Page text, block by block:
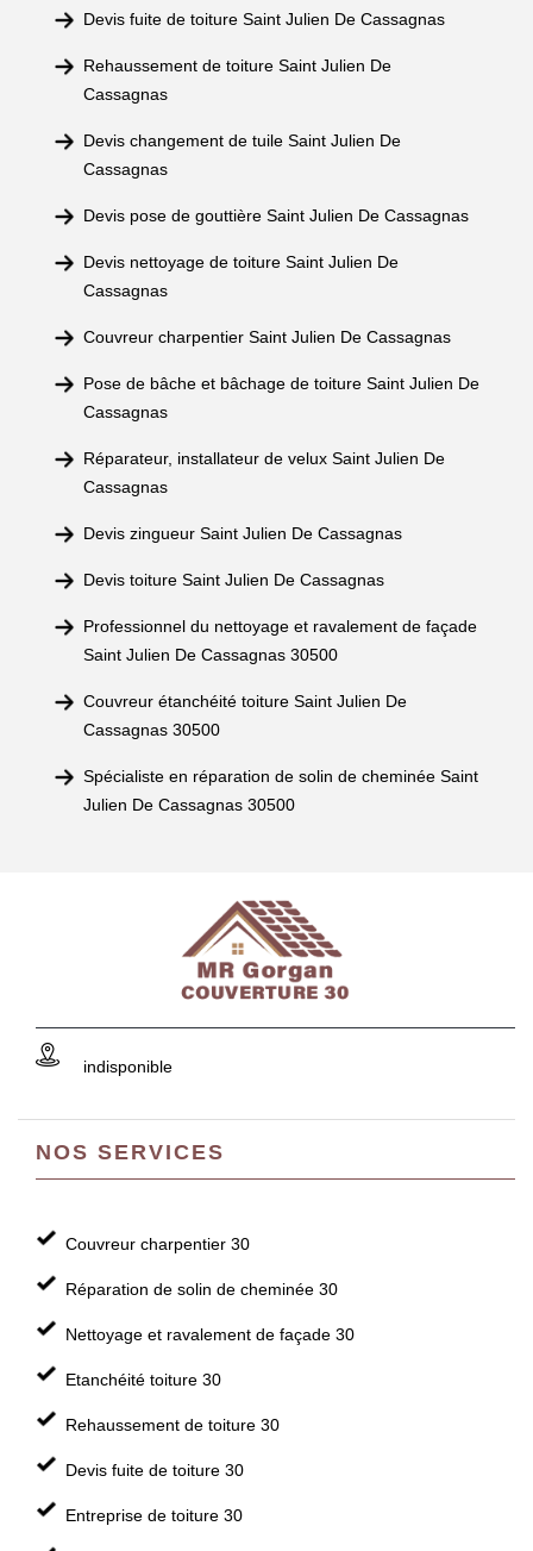
Devis fuite de toiture Saint Julien De Cassagnas
Rehaussement de toiture Saint Julien De
Cassagnas
Devis changement de tuile Saint Julien De
Cassagnas
Devis pose de gouttière Saint Julien De Cassagnas
Devis nettoyage de toiture Saint Julien De
Cassagnas
Couvreur charpentier Saint Julien De Cassagnas
Pose de bâche et bâchage de toiture Saint Julien De
Cassagnas
Réparateur, installateur de velux Saint Julien De
Cassagnas
Devis zingueur Saint Julien De Cassagnas
Devis toiture Saint Julien De Cassagnas
Professionnel du nettoyage et ravalement de façade
Saint Julien De Cassagnas 30500
Couvreur étanchéité toiture Saint Julien De
Cassagnas 30500
Spécialiste en réparation de solin de cheminée Saint
Julien De Cassagnas 30500
indisponible
NOS SERVICES
Couvreur charpentier 30
Réparation de solin de cheminée 30
Nettoyage et ravalement de façade 30
Etanchéité toiture 30
Rehaussement de toiture 30
Devis fuite de toiture 30
Entreprise de toiture 30